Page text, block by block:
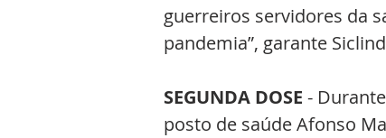
guerreiros servidores da
pandemia”, garante
SEGUNDA DOSE -
posto de saúde Afonso